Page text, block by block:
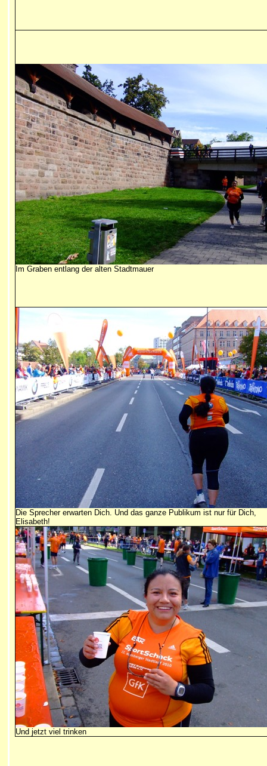
Im Graben entlang der alten Stadtmauer
Die Sprecher erwarten Dich. Und das ganze Publikum ist nur für Dich,
Elisabeth!
Und jetzt viel trinken